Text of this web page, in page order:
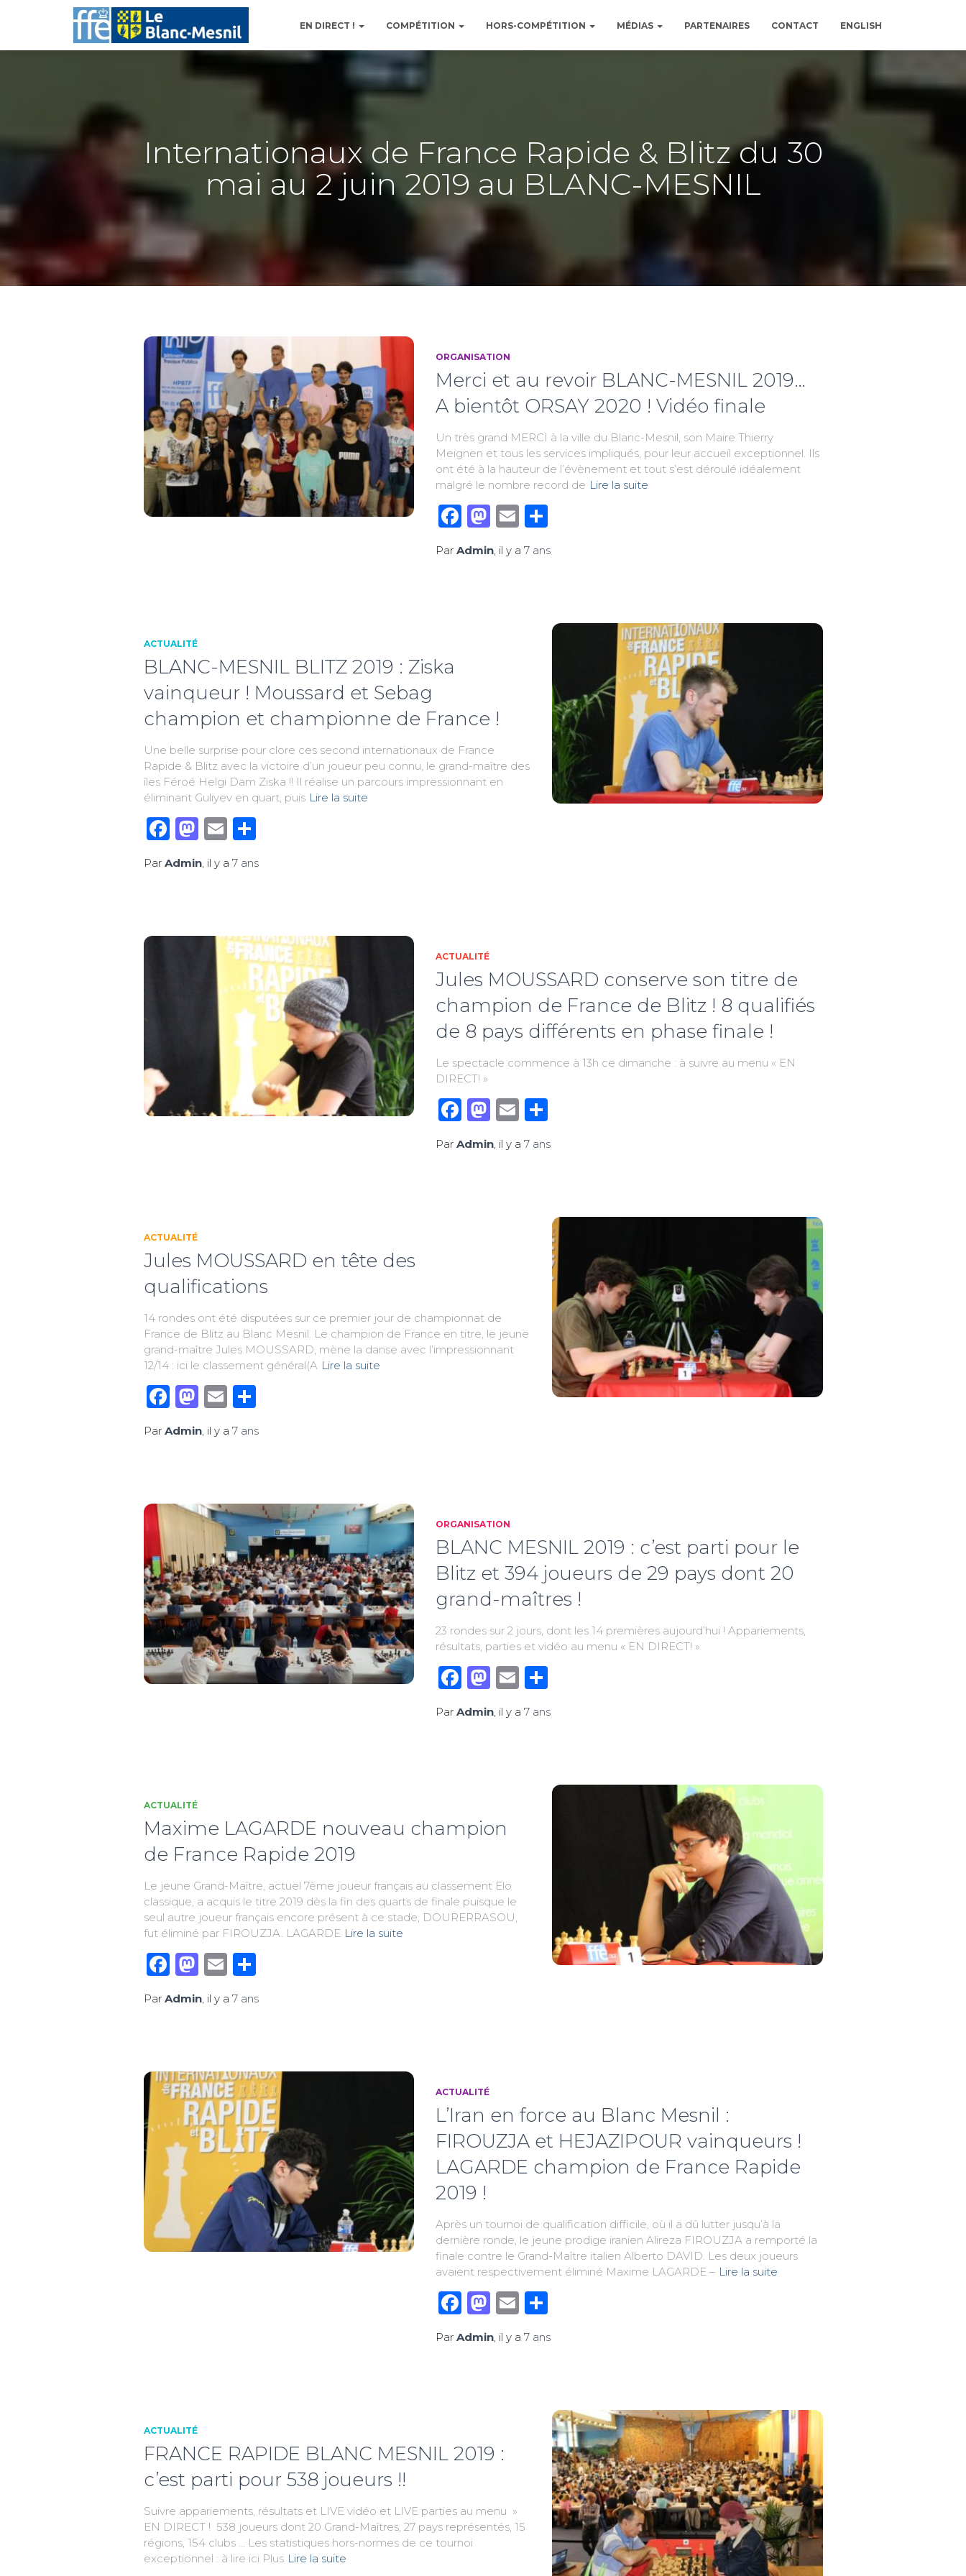
EN DIRECT ! COMPÉTITION HORS-COMPÉTITION MÉDIAS PARTENAIRES CONTACT ENGLISH
Internationaux de France Rapide & Blitz du 30
mai au 2 juin 2019 au BLANC-MESNIL
ORGANISATION
Merci et au revoir BLANC-MESNIL 2019…
A bientôt ORSAY 2020 ! Vidéo finale
Un très grand MERCI à la ville du Blanc-Mesnil, son Maire Thierry
Meignen et tous les services impliqués, pour leur accueil exceptionnel. Ils
ont été à la hauteur de l’évènement et tout s’est déroulé idéalement
malgré le nombre record de Lire la suite
Facebook
Mastodon
EmailPartager
Par Admin, il y a 7 ans
ACTUALITÉ
BLANC-MESNIL BLITZ 2019 : Ziska
vainqueur ! Moussard et Sebag
champion et championne de France !
Une belle surprise pour clore ces second internationaux de France
Rapide & Blitz avec la victoire d’un joueur peu connu, le grand-maître des
îles Féroé Helgi Dam Ziska !! Il réalise un parcours impressionnant en
éliminant Guliyev en quart, puis Lire la suite
Facebook
Mastodon
EmailPartager
Par Admin, il y a 7 ans
ACTUALITÉ
Jules MOUSSARD conserve son titre de
champion de France de Blitz ! 8 qualifiés
de 8 pays différents en phase finale !
Le spectacle commence à 13h ce dimanche : à suivre au menu « EN
DIRECT! »
Facebook
Mastodon
EmailPartager
Par Admin, il y a 7 ans
ACTUALITÉ
Jules MOUSSARD en tête des
qualifications
14 rondes ont été disputées sur ce premier jour de championnat de
France de Blitz au Blanc Mesnil. Le champion de France en titre, le jeune
grand-maître Jules MOUSSARD, mène la danse avec l’impressionnant
12/14 : ici le classement général(A Lire la suite
Facebook
Mastodon
EmailPartager
Par Admin, il y a 7 ans
ORGANISATION
BLANC MESNIL 2019 : c’est parti pour le
Blitz et 394 joueurs de 29 pays dont 20
grand-maîtres !
23 rondes sur 2 jours, dont les 14 premières aujourd’hui ! Appariements,
résultats, parties et vidéo au menu « EN DIRECT! »
Facebook
Mastodon
EmailPartager
Par Admin, il y a 7 ans
ACTUALITÉ
Maxime LAGARDE nouveau champion
de France Rapide 2019
Le jeune Grand-Maître, actuel 7ème joueur français au classement Elo
classique, a acquis le titre 2019 dès la fin des quarts de finale puisque le
seul autre joueur français encore présent à ce stade, DOURERRASOU,
fut éliminé par FIROUZJA. LAGARDE Lire la suite
Facebook
Mastodon
EmailPartager
Par Admin, il y a 7 ans
ACTUALITÉ
L’Iran en force au Blanc Mesnil :
FIROUZJA et HEJAZIPOUR vainqueurs !
LAGARDE champion de France Rapide
2019 !
Après un tournoi de qualification difficile, où il a dû lutter jusqu’à la
dernière ronde, le jeune prodige iranien Alireza FIROUZJA a remporté la
finale contre le Grand-Maître italien Alberto DAVID. Les deux joueurs
avaient respectivement éliminé Maxime LAGARDE – Lire la suite
Facebook
Mastodon
EmailPartager
Par Admin, il y a 7 ans
ACTUALITÉ
FRANCE RAPIDE BLANC MESNIL 2019 :
c’est parti pour 538 joueurs !!
Suivre appariements, résultats et LIVE vidéo et LIVE parties au menu »
EN DIRECT ! 538 joueurs dont 20 Grand-Maîtres, 27 pays représentés, 15
régions, 154 clubs … Les statistiques hors-normes de ce tournoi
exceptionnel : à lire ici Plus Lire la suite